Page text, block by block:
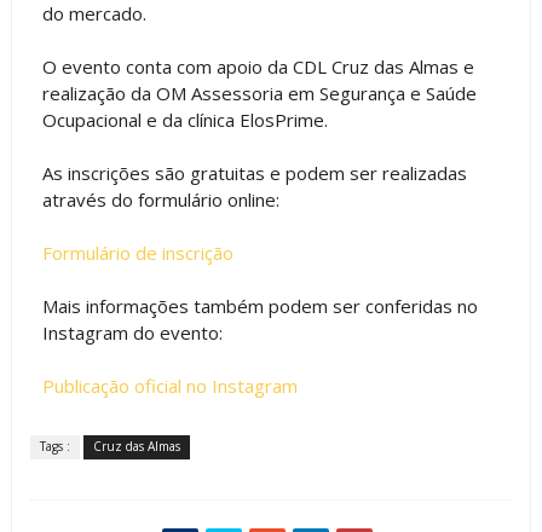
do mercado.
O evento conta com apoio da CDL Cruz das Almas e
realização da OM Assessoria em Segurança e Saúde
Ocupacional e da clínica ElosPrime.
As inscrições são gratuitas e podem ser realizadas
através do formulário online:
Formulário de inscrição
Mais informações também podem ser conferidas no
Instagram do evento:
Publicação oficial no Instagram
Tags : Cruz das Almas